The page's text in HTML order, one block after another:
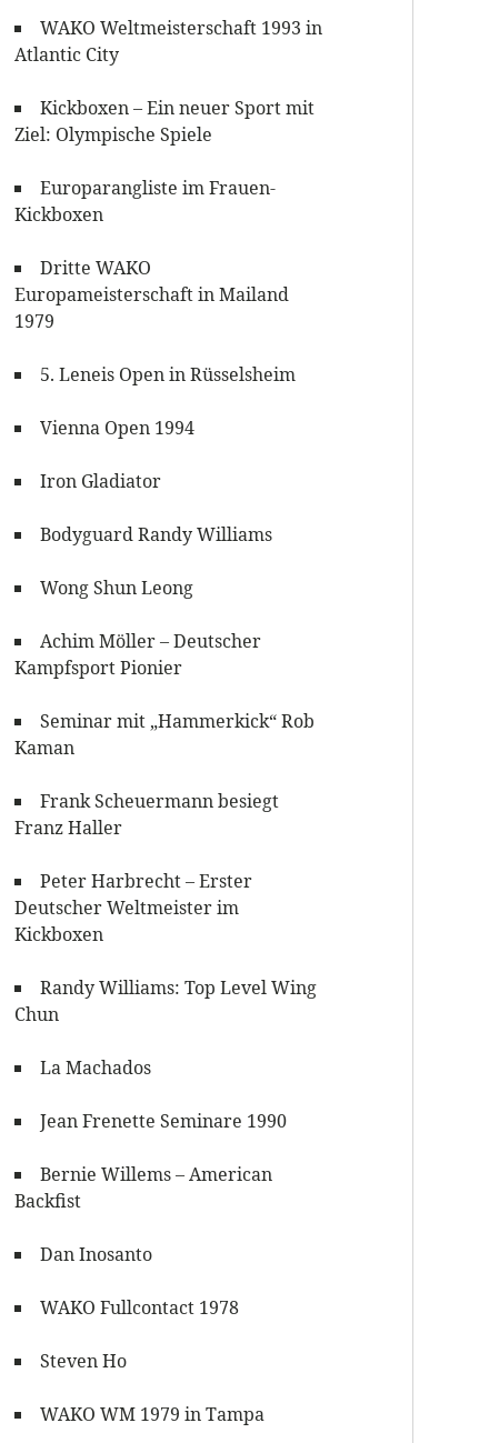
WAKO Weltmeisterschaft 1993 in
Atlantic City
Kickboxen – Ein neuer Sport mit
Ziel: Olympische Spiele
Europarangliste im Frauen-
Kickboxen
Dritte WAKO
Europameisterschaft in Mailand
1979
5. Leneis Open in Rüsselsheim
Vienna Open 1994
Iron Gladiator
Bodyguard Randy Williams
Wong Shun Leong
Achim Möller – Deutscher
Kampfsport Pionier
Seminar mit „Hammerkick“ Rob
Kaman
Frank Scheuermann besiegt
Franz Haller
Peter Harbrecht – Erster
Deutscher Weltmeister im
Kickboxen
Randy Williams: Top Level Wing
Chun
La Machados
Jean Frenette Seminare 1990
Bernie Willems – American
Backfist
Dan Inosanto
WAKO Fullcontact 1978
Steven Ho
WAKO WM 1979 in Tampa